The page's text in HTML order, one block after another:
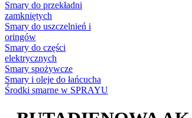
Smary do przekładni
zamkniętych
Smary do uszczelnień i
oringów
Smary do części
elektrycznych
Smary spożywcze
Smary i oleje do łańcucha
Środki smarne w SPRAYU